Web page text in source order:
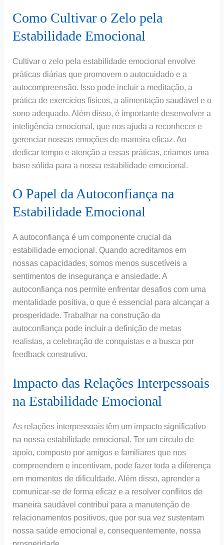
Como Cultivar o Zelo pela
Estabilidade Emocional
Cultivar o zelo pela estabilidade emocional envolve
práticas diárias que promovem o autocuidado e a
autocompreensão. Isso pode incluir a meditação, a
prática de exercícios físicos, a alimentação saudável e o
sono adequado. Além disso, é importante desenvolver a
inteligência emocional, que nos ajuda a reconhecer e
gerenciar nossas emoções de maneira eficaz. Ao
dedicar tempo e atenção a essas práticas, criamos uma
base sólida para a nossa estabilidade emocional.
O Papel da Autoconfiança na
Estabilidade Emocional
A autoconfiança é um componente crucial da
estabilidade emocional. Quando acreditamos em
nossas capacidades, somos menos suscetíveis a
sentimentos de insegurança e ansiedade. A
autoconfiança nos permite enfrentar desafios com uma
mentalidade positiva, o que é essencial para alcançar a
prosperidade. Trabalhar na construção da
autoconfiança pode incluir a definição de metas
realistas, a celebração de conquistas e a busca por
feedback construtivo.
Impacto das Relações Interpessoais
na Estabilidade Emocional
As relações interpessoais têm um impacto significativo
na nossa estabilidade emocional. Ter um círculo de
apoio, composto por amigos e familiares que nos
compreendem e incentivam, pode fazer toda a diferença
em momentos de dificuldade. Além disso, aprender a
comunicar-se de forma eficaz e a resolver conflitos de
maneira saudável contribui para a manutenção de
relacionamentos positivos, que por sua vez sustentam
nossa saúde emocional e, consequentemente, nossa